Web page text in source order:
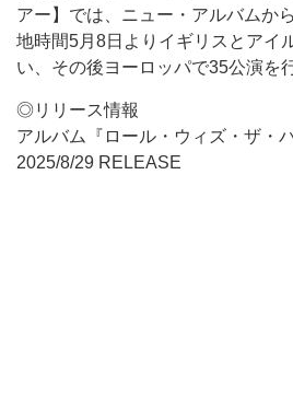
アー】では、ニュー・アルバムか
地時間5月8日よりイギリスとアイ
い、その後ヨーロッパで35公演を
◎リリース情報
アルバム『ロール・ウィズ・ザ・
2025/8/29 RELEASE